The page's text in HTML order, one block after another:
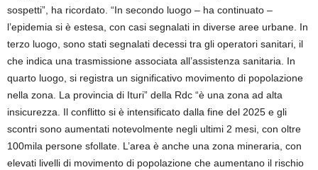
sospetti”, ha ricordato. “In secondo luogo – ha continuato –
l’epidemia si è estesa, con casi segnalati in diverse aree urbane. In
terzo luogo, sono stati segnalati decessi tra gli operatori sanitari, il
che indica una trasmissione associata all’assistenza sanitaria. In
quarto luogo, si registra un significativo movimento di popolazione
nella zona. La provincia di Ituri” della Rdc “è una zona ad alta
insicurezza. Il conflitto si è intensificato dalla fine del 2025 e gli
scontri sono aumentati notevolmente negli ultimi 2 mesi, con oltre
100mila persone sfollate. L’area è anche una zona mineraria, con
elevati livelli di movimento di popolazione che aumentano il rischio